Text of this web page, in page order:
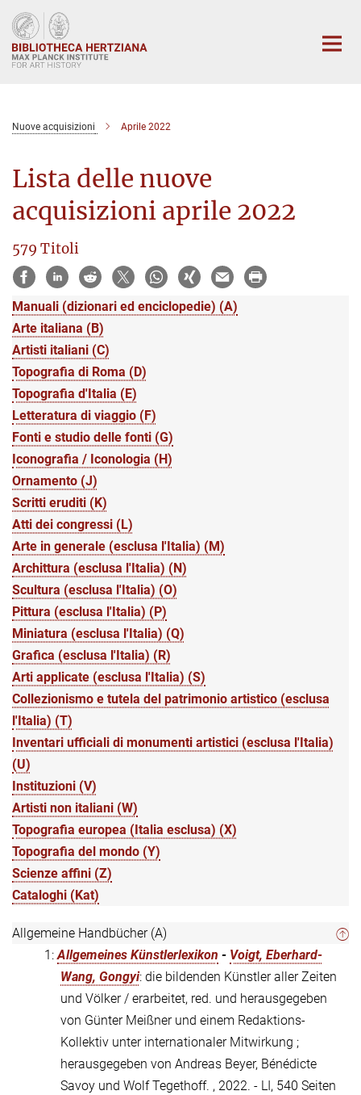
Main-
Content
Nuove acquisizioni Aprile 2022
Lista delle nuove
acquisizioni aprile 2022
579 Titoli
Manuali (dizionari ed enciclopedie) (A)
Arte italiana (B)
Artisti italiani (C)
Topografia di Roma (D)
Topografia d'Italia (E)
Letteratura di viaggio (F)
Fonti e studio delle fonti (G)
Iconografia / Iconologia (H)
Ornamento (J)
Scritti eruditi (K)
Atti dei congressi (L)
Arte in generale (esclusa l'Italia) (M)
Archittura (esclusa l'Italia) (N)
Scultura (esclusa l'Italia) (O)
Pittura (esclusa l'Italia) (P)
Miniatura (esclusa l'Italia) (Q)
Grafica (esclusa l'Italia) (R)
Arti applicate (esclusa l'Italia) (S)
Collezionismo e tutela del patrimonio artistico (esclusa
l'Italia) (T)
Inventari ufficiali di monumenti artistici (esclusa l'Italia)
(U)
Instituzioni (V)
Artisti non italiani (W)
Topografia europea (Italia esclusa) (X)
Topografia del mondo (Y)
Scienze affini (Z)
Cataloghi (Kat)
Allgemeine Handbücher (A)
1:Allgemeines Künstlerlexikon - Voigt, Eberhard-
Wang, Gongyi: die bildenden Künstler aller Zeiten
und Völker / erarbeitet, red. und herausgegeben
von Günter Meißner und einem Redaktions-
Kollektiv unter internationaler Mitwirkung ;
herausgegeben von Andreas Beyer, Bénédicte
Savoy und Wolf Tegethoff. , 2022. - LI, 540 Seiten